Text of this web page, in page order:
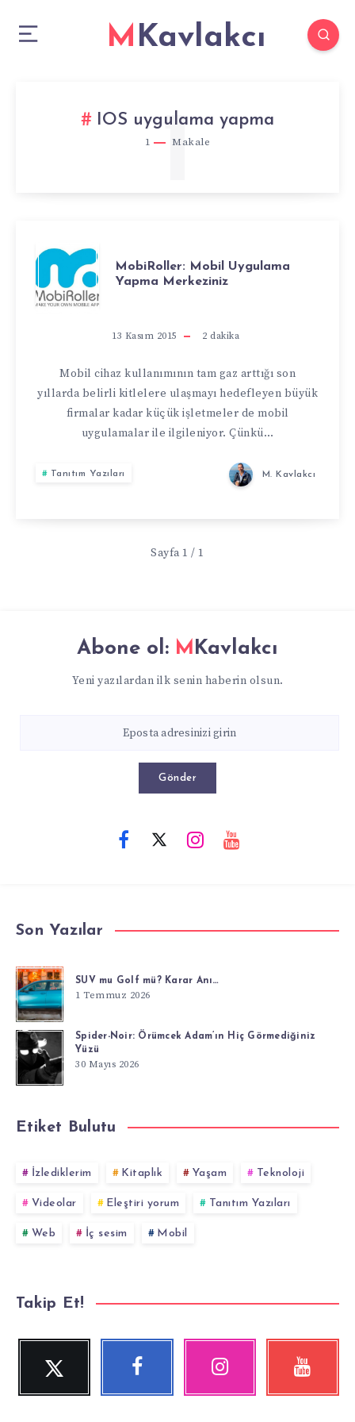
MKavlakcı
IOS uygulama yapma
1 Makale
1
MOBIROLLER:
MOBIL
UYGULAMA
YAPMA
MERKEZINIZ
MobiRoller: Mobil Uygulama
Yapma Merkeziniz
13 Kasım 2015 2 dakika
Mobil cihaz kullanımının tam gaz arttığı son
yıllarda belirli kitlelere ulaşmayı hedefleyen büyük
firmalar kadar küçük işletmeler de mobil
uygulamalar ile ilgileniyor. Çünkü…
Tanıtım Yazıları M. Kavlakcı
Sayfa 1 / 1
Abone ol: MKavlakcı
Yeni yazılardan ilk senin haberin olsun.
Gönder
Son Yazılar
SUV mu Golf mü? Karar Anı…
1 Temmuz 2026
Spider-Noir: Örümcek Adam’ın Hiç Görmediğiniz
Yüzü
30 Mayıs 2026
Etiket Bulutu
İzlediklerim Kitaplık Yaşam Teknoloji
Videolar Eleştiri yorum Tanıtım Yazıları
Web İç sesim Mobil
Takip Et!
Twitter Facebook Instagram
Fotoğraflarımız!
YouTube
Videolara